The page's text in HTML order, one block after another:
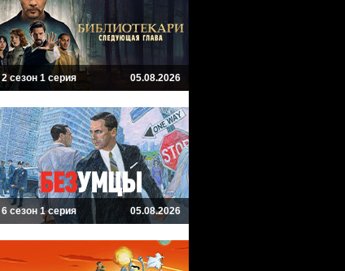
2 сезон 1 серия 05.08.2026
6 сезон 1 серия 05.08.2026